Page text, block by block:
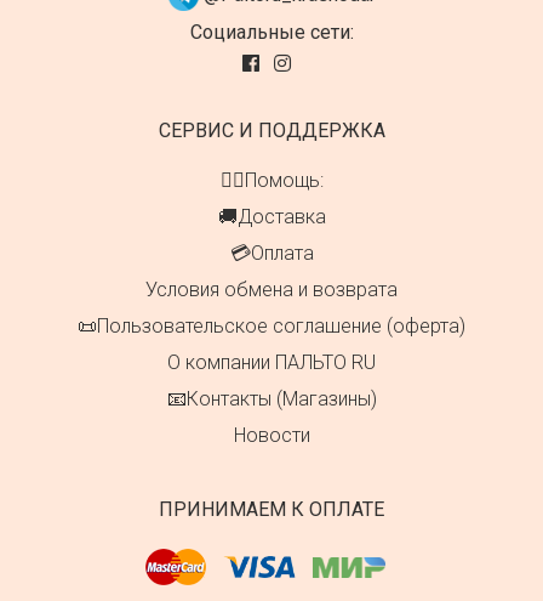
Социальные сети:
СЕРВИС И ПОДДЕРЖКА
👍🏻Помощь:
🚚Доставка
💳Оплата
Условия обмена и возврата
📜Пользовательское соглашение (оферта)
О компании ПАЛЬТО RU
📧Контакты (Магазины)
Новости
ПРИНИМАЕМ К ОПЛАТЕ